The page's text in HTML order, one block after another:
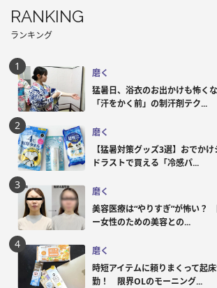
RANKING
ランキング
磨く
猛暑日、浴衣のお出かけも怖く
「汗をかく前」の制汗剤テク...
磨く
【猛暑対策グッズ3選】おでかけ
ドラストで買える「冷感パ...
磨く
美容医療は“やりすぎ”が怖い？
ー女性のための美容との...
磨く
時短アイテムに頼りまくって起
勤！ 限界OLのモーニング...